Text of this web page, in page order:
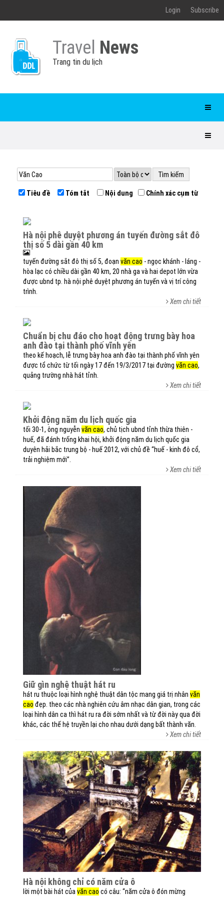
Login Subscribe
Travel News
Trang tin du lịch
Tiêu đề Tóm tắt Nội dung Chính xác cụm từ
hà nội phê duyệt phương án tuyến đường sắt đô
thị số 5 dài gần 40 km
tuyến đường sắt đô thị số 5, đoạn văn cao - ngọc khánh - láng -
hòa lạc có chiều dài gần 40 km, 20 nhà ga và hai depot lớn vừa
được ubnd tp. hà nội phê duyệt phương án tuyến và vị trí công
trình.
Xem chi tiết
chuẩn bị chu đáo cho hoạt động trưng bày hoa
anh đào tại thành phố vĩnh yên
theo kế hoạch, lễ trưng bày hoa anh đào tại thành phố vĩnh yên
được tổ chức từ tối ngày 17 đến 19/3/2017 tại đường văn cao,
quảng trường nhà hát tỉnh.
Xem chi tiết
khởi động năm du lịch quốc gia
tối 30-1, ông nguyễn văn cao, chủ tịch ubnd tỉnh thừa thiên -
huế, đã đánh trống khai hội, khởi động năm du lịch quốc gia
duyên hải bắc trung bộ - huế 2012, với chủ đề “huế - kinh đô cổ,
trải nghiệm mới”.
Xem chi tiết
giữ gìn nghệ thuật hát ru
hát ru thuộc loại hình nghệ thuật dân tộc mang giá trị nhân văn
cao đẹp. theo các nhà nghiên cứu âm nhạc dân gian, trong các
loại hình dân ca thì hát ru ra đời sớm nhất và từ đời này qua đời
khác, các thế hệ truyền lại cho nhau dưới dạng bất thành văn.
Xem chi tiết
hà nội không chỉ có năm cửa ô
lời một bài hát của văn cao có câu: “năm cửa ô đón mừng